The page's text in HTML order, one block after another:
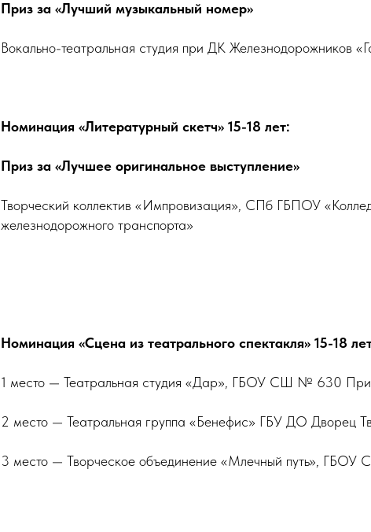
Приз за «Лучший музыкальный номер»
Вокально-театральная студия при ДК Железнодорожников
Номинация «Литературный скетч» 15-18 лет:
Приз за «Лучшее оригинальное выступление»
Творческий коллектив «Импровизация», СПб ГБПОУ
железнодорожного транспорта»
Номинация «Сцена из театрального спектакля» 15-18
1 место — Театральная студия «Дар», ГБОУ СШ № 630
2 место — Театральная группа «Бенефис» ГБУ ДО Дворец
3 место — Творческое объединение «Млечный путь»,